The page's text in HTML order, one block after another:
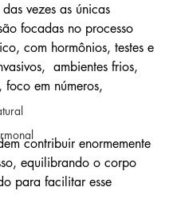
vezes as únicas
focadas no processo
com hormônios, testes e
ambientes frios,
em números,
contribuir enormemente
equilibrando o corpo
para facilitar esse